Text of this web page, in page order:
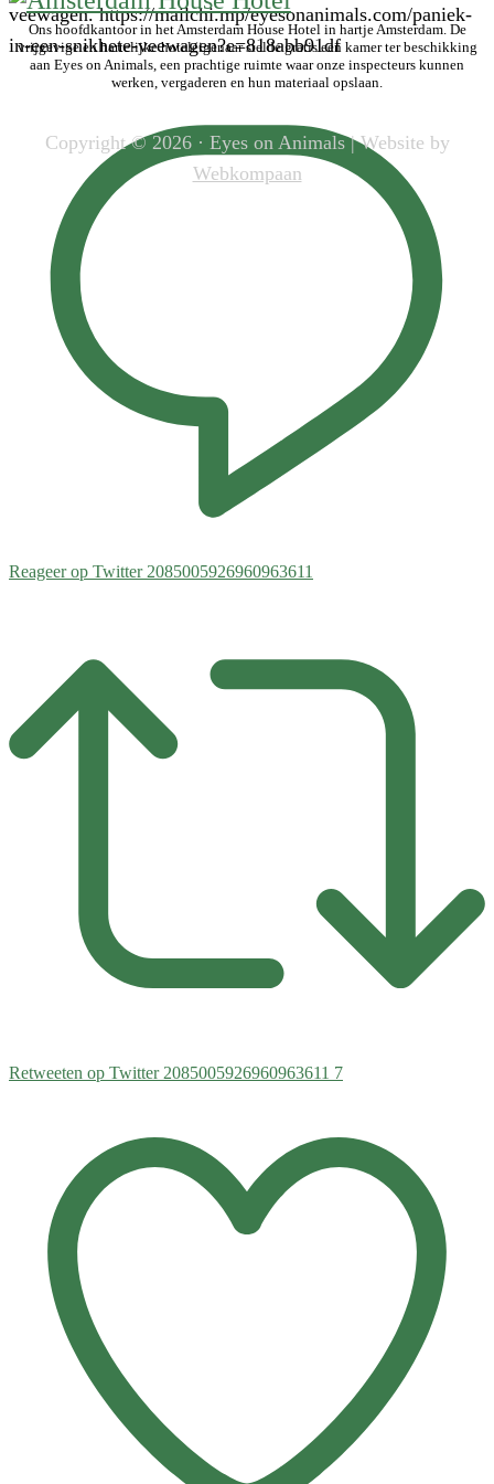
veewagen. https://mailchi.mp/eyesonanimals.com/paniek-
in-een-snikhete-veewagen?e=818abb91df
Reageer op Twitter 2085005926960963611
Retweeten op Twitter 2085005926960963611 7
Ons hoofdkantoor in het Amsterdam House Hotel in hartje Amsterdam. De
vrijgevige en hartelijke hoteleigenaar stelde gratis een kamer ter beschikking
aan Eyes on Animals, een prachtige ruimte waar onze inspecteurs kunnen
werken, vergaderen en hun materiaal opslaan.
Copyright © 2026 · Eyes on Animals | Website by
Webkompaan